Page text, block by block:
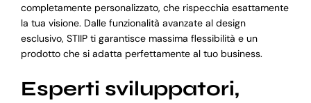
completamente personalizzato, che rispecchia esattamente
la tua visione. Dalle funzionalità avanzate al design
esclusivo, STIIP ti garantisce massima flessibilità e un
prodotto che si adatta perfettamente al tuo business.
Esperti sviluppatori,